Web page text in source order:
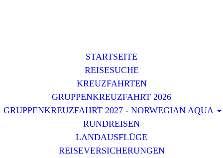
STARTSEITE
REISESUCHE
KREUZFAHRTEN
GRUPPENKREUZFAHRT 2026
GRUPPENKREUZFAHRT 2027 - NORWEGIAN AQUA
RUNDREISEN
LANDAUSFLÜGE
REISEVERSICHERUNGEN